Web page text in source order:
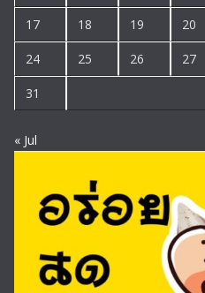
17 18 19 20
24 25 26 27
31
« Jul